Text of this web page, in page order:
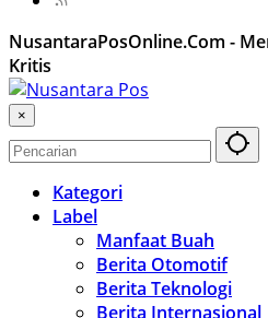
NusantaraPosOnline.Com -
Kritis
×
Kategori
Label
Manfaat Buah
Berita Otomotif
Berita Teknologi
Berita Internasional